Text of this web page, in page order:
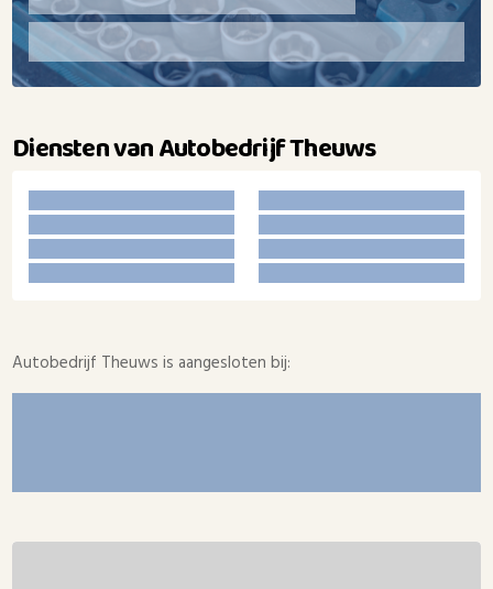
Diensten van Autobedrijf Theuws
Autobedrijf Theuws is aangesloten bij: